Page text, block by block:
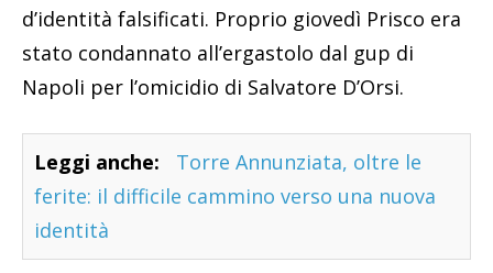
d’identità falsificati. Proprio giovedì Prisco era
stato condannato all’ergastolo dal gup di
Napoli per l’omicidio di Salvatore D’Orsi.
Leggi anche:
Torre Annunziata, oltre le
ferite: il difficile cammino verso una nuova
identità